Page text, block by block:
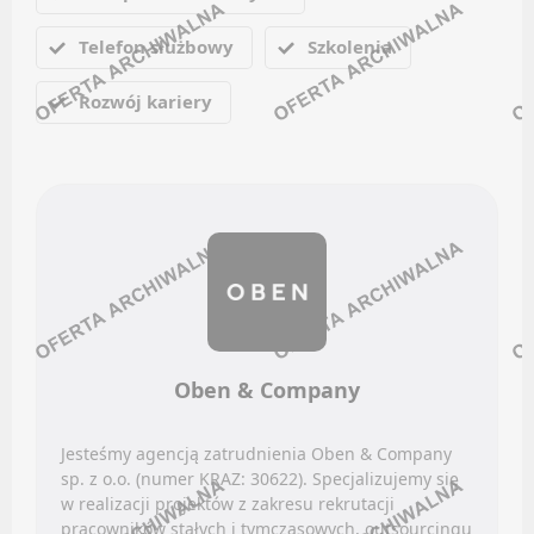
Oferty pracy
Kanały social media
Kanały social media
Newsletter
Kanały social media
Newsletter
LinkedIn
Discord
Kanały kategorii
Facebook
LinkedIn
Kanały ogólne
Newsletter
Telefon służbowy Szkolenia
Rozwój kariery
Oben & Company
Jesteśmy agencją zatrudnienia Oben & Company
sp. z o.o. (numer KRAZ: 30622). Specjalizujemy się
w realizacji projektów z zakresu rekrutacji
pracowników stałych i tymczasowych, outsourcingu